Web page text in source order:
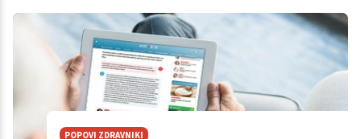
POPOVI ZDRAVNIKI